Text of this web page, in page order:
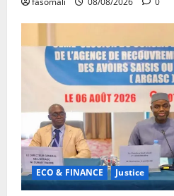
ECO & FINANCE Justice